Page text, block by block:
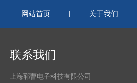
网站首页 | 关于我们
联系我们
上海郓曹电子科技有限公司